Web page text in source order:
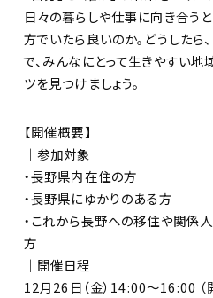
日々の暮らしや仕事に向き合う
方でいたら良いのか。どうしたら
で、みんなにとって生きやすい地
ツを見つけましょう。
【開催概要】
｜参加対象
・長野県内在住の方
・長野県にゆかりのある方
・これから長野への移住や関係
方
｜開催日程
12月26日（金）14:00〜16:00 （